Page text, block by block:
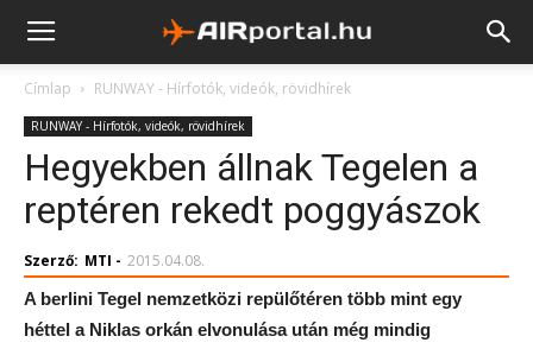
Címlap RUNWAY - Hírfotók, videók, rövidhírek
RUNWAY - Hírfotók, videók, rövidhírek
Hegyekben állnak Tegelen a
reptéren rekedt poggyászok
Szerző: MTI - 2015.04.08.
A berlini Tegel nemzetközi repülőtéren több mint egy
héttel a Niklas orkán elvonulása után még mindig